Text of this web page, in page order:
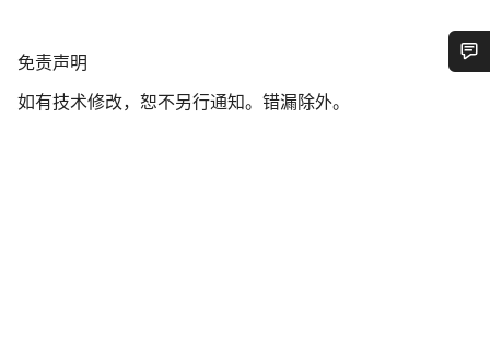
免
声
免责声明
如有技术修改，恕不另行通知。错漏除外。
您需要帮助吗？